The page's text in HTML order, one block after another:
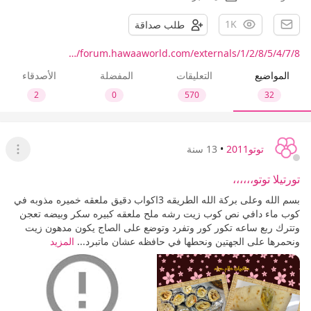
1K طلب صداقة
forum.hawaaworld.com/externals/1/2/8/5/4/7/8/…
المواضيع
32
التعليقات
570
المفضلة
0
الأصدقاء
2
توتو2011 • 13 سنة
عرض
تورتيلا توتو،،،،،،
بسم الله وعلى بركة الله الطريقه 3اكواب دقيق ملعقه خميره مذوبه في
كوب ماء دافي نص كوب زيت رشه ملح ملعقه كبيره سكر وبيضه تعجن
وتترك ربع ساعه تكور كور وتفرد وتوضع على الصاج يكون مدهون زيت
ونحمرها على الجهتين ونحطها في حافظه عشان ماتبرد... المزيد